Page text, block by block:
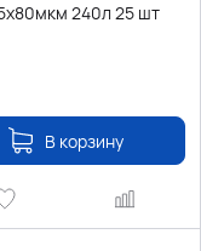
240л 25 шт
В корзину